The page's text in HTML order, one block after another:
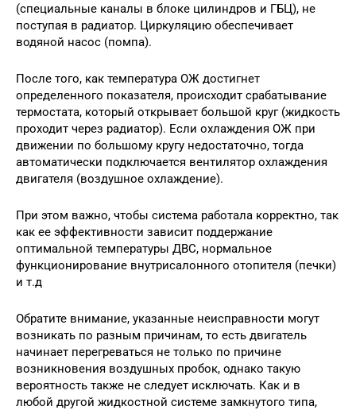
(специальные каналы в блоке цилиндров и ГБЦ), не
поступая в радиатор. Циркуляцию обеспечивает
водяной насос (помпа).
После того, как температура ОЖ достигнет
определенного показателя, происходит срабатывание
термостата, который открывает большой круг (жидкость
проходит через радиатор). Если охлаждения ОЖ при
движении по большому кругу недостаточно, тогда
автоматически подключается вентилятор охлаждения
двигателя (воздушное охлаждение).
При этом важно, чтобы система работала корректно, так
как ее эффективности зависит поддержание
оптимальной температуры ДВС, нормальное
функционирование внутрисалонного отопителя (печки)
и т.д
Обратите внимание, указанные неисправности могут
возникать по разным причинам, то есть двигатель
начинает перегреваться не только по причине
возникновения воздушных пробок, однако такую
вероятность также не следует исключать. Как и в
любой другой жидкостной системе замкнутого типа,